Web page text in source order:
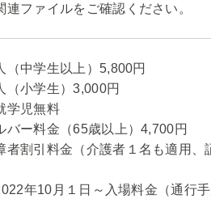
連ファイルをご確認ください。
（中学生以上）5,800円
（小学生）3,000円
学児無料
バー料金（65歳以上）4,700円
者割引料金（介護者１名も適用
年10月１日～入場料金（通行